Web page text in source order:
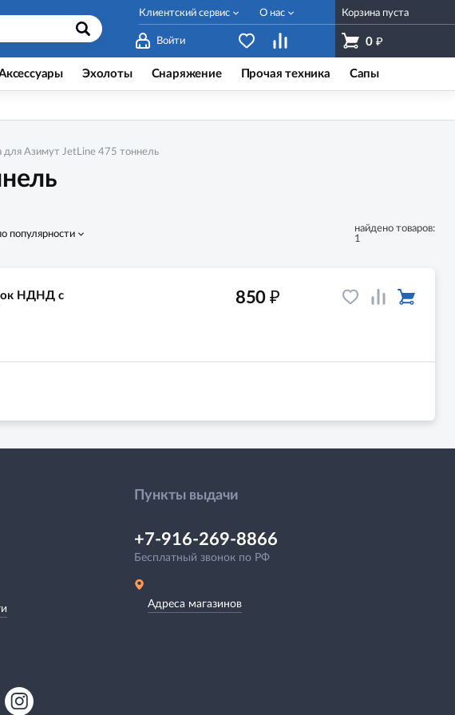
Войти
Корзина пуста
0 ₽
Клиентский сервис О нас
Эхолоты Снаряжение Прочая техника Сапы
для Азимут JetLine 475 тоннель
популярности
найдено товаров:
1
НДНД с
850 ₽
Пункты выдачи
+7-916-269-8866
Бесплатный звонок по РФ
Адреса магазинов